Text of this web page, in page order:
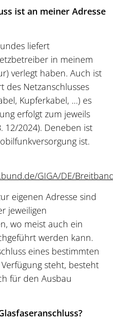
ist an meiner Adresse
liefert
in meinem
verlegt haben. Auch ist
des Netzanschlusses
Kupferkabel, …) es
erfolgt zum jeweils
12/2024). Deneben ist
ist.
GIGA/DE/
eigenen Adresse sind
jeweiligen
wo meist auch ein
werden kann.
eines bestimmten
steht, besteht
für den Ausbau